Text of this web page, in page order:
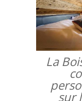
La
sur